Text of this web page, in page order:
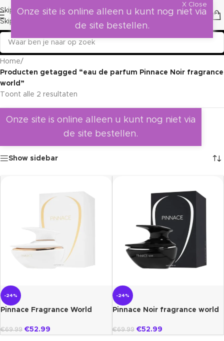
Skip to navigation
Skip to main content
Home/
Producten getagged “eau de parfum Pinnace Noir fragrance
world”
Toont alle 2 resultaten
Onze site is online alleen u kunt nog niet via
de site bestellen.
Show sidebar
-24%
Pinnace Fragrance World
€69.99 €52.99
-24%
Pinnace Noir fragrance world
€69.99 €52.99
X Close
Onze site is online alleen u kunt nog niet via
de site bestellen.